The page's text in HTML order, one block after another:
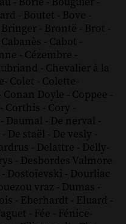
- Boutet - Bove -
Bringer - Brontë - Brot -
Cabanès - Cabot -
- Cézembre -
- Chevalier à la
- Colet - Colette-
Conan Doyle - Coppee -
- Corthis - Cory -
- Daumal - De nerval -
- De staël - De vesly -
- Delattre - Delly-
- Desbordes Valmore
- Dostoïevski - Dourliac
vraz - Dumas -
- Eberhardt - Eluard -
- Fée - Fénice-